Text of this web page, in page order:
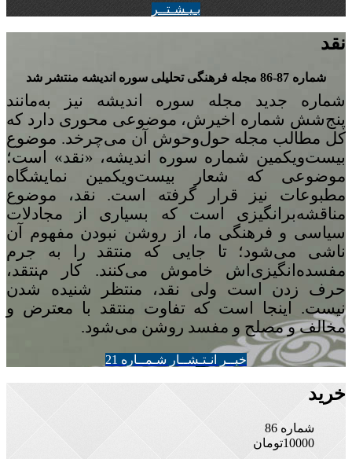
بـيـشـتــر
نقد
شماره 87-86 مجله‌ فرهنگی تحلیلی سوره‌ اندیشه منتشر شد
شماره‌ جدید مجله سوره اندیشه نیز به‌مانند
پنجشش شماره‌ اخیرش، موضوعی محوری دارد که
کل مطالب مجله حول‌وحوش آن می‌چرخد. موضوع
بیست‌ویکمین شماره‌ سوره‌ اندیشه، «نقد» است؛
موضوعی که شعار بیست‌ویکمین نمایشگاه
مطبوعات نیز قرار گرفته است. نقد، موضوع
مناقشه‌برانگیزی است که بسیاری از مجادلات
سیاسی و فرهنگی ما، از روشن نبودن مفهوم آن
ناشی می‌شود؛ تا جایی که منتقد را به جرم
مفسده‌انگیزی‌اش خاموش می‌کنند. کار منتقد،
حرف زدن است ولی نقد، منتظر شنیده شدن
نیست. اینجا است که تفاوت منتقد با معترض و
مخالف و مصلح و مفسد روشن می‌شود.
خبــر انـتـشــار شـمــاره 21
خرید
شماره 86
10000تومان